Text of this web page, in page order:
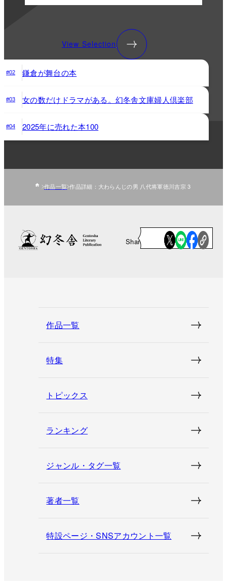
View Selection
#02 鎌倉が舞台の本
#03 女の数だけドラマがある。幻冬舎文庫婦人倶楽部
#04 2025年に売れた本100
作品一覧 作品詳細：大わらんじの男 八代将軍徳川吉宗 3
Share
作品一覧
特集
トピックス
ランキング
ジャンル・タグ一覧
著者一覧
特設ページ・SNSアカウント一覧